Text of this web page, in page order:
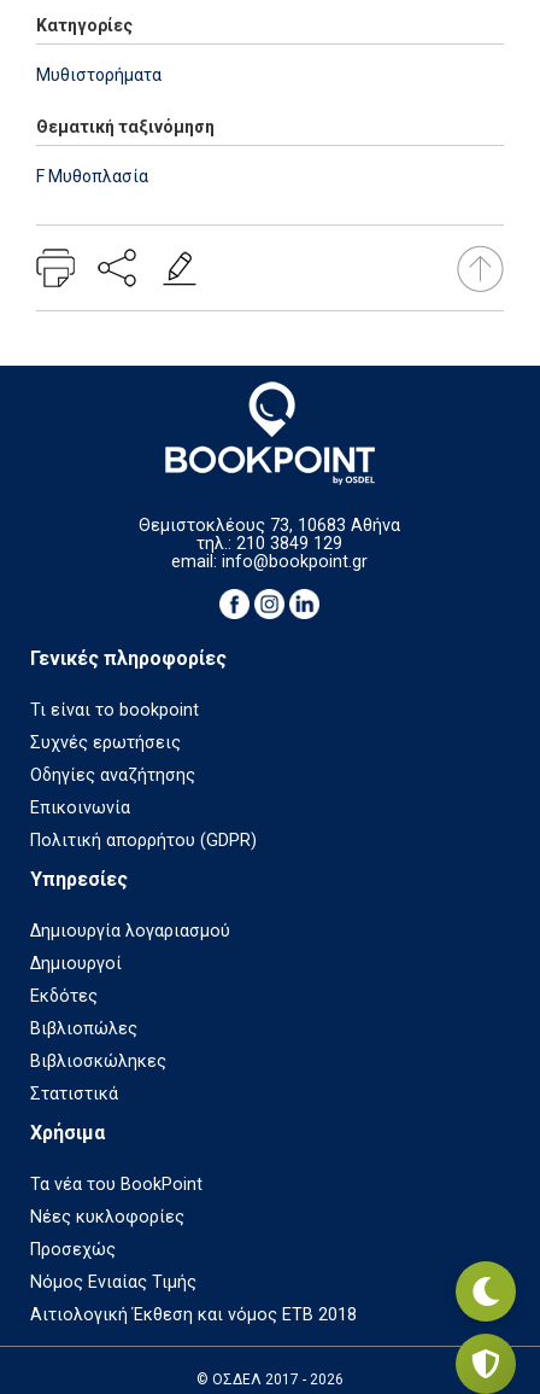
Κατηγορίες
Μυθιστορήματα
Θεματική ταξινόμηση
F Μυθοπλασία
Θεμιστοκλέους 73, 10683 Αθήνα
τηλ.: 210 3849 129
email:info@bookpoint.gr
Γενικές πληροφορίες
Τι είναι το bookpoint
Συχνές ερωτήσεις
Οδηγίες αναζήτησης
Επικοινωνία
Πολιτική απορρήτου (GDPR)
Υπηρεσίες
Δημιουργία λογαριασμού
Δημιουργοί
Εκδότες
Βιβλιοπώλες
Βιβλιοσκώληκες
Στατιστικά
Χρήσιμα
Τα νέα του BookPoint
Νέες κυκλοφορίες
Προσεχώς
Νόμος Ενιαίας Τιμής
Αιτιολογική Έκθεση και νόμος ΕΤΒ 2018
© ΟΣΔΕΛ 2017 - 2026